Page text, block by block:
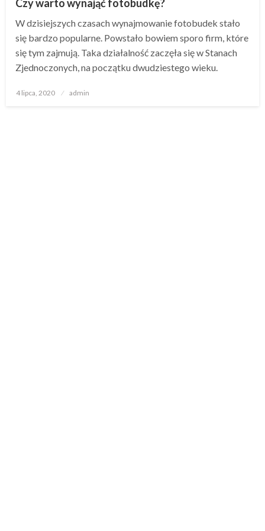
Czy warto wynająć fotobudkę?
W dzisiejszych czasach wynajmowanie fotobudek stało
się bardzo popularne. Powstało bowiem sporo firm, które
się tym zajmują. Taka działalność zaczęła się w Stanach
Zjednoczonych, na początku dwudziestego wieku.
Opublikowane
4 lipca, 2020 admin